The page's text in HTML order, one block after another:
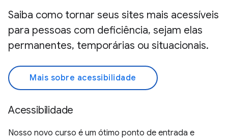
Saiba como tornar seus sites mais acessíveis
para pessoas com deficiência, sejam elas
permanentes, temporárias ou situacionais.
Mais sobre acessibilidade
Acessibilidade
Nosso novo curso é um ótimo ponto de entrada e